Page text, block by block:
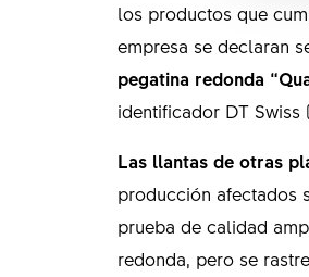
los productos que
empresa se declaran
pegatina redonda
identificador DT Swiss
Las llantas de otras
producción afectados
prueba de calidad
redonda, pero se